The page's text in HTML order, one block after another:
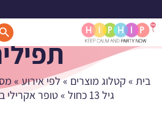
טופר
בית » קטלוג מוצרים » לפי אירוע»
גיל 13 כחול
»טופר אקרילי